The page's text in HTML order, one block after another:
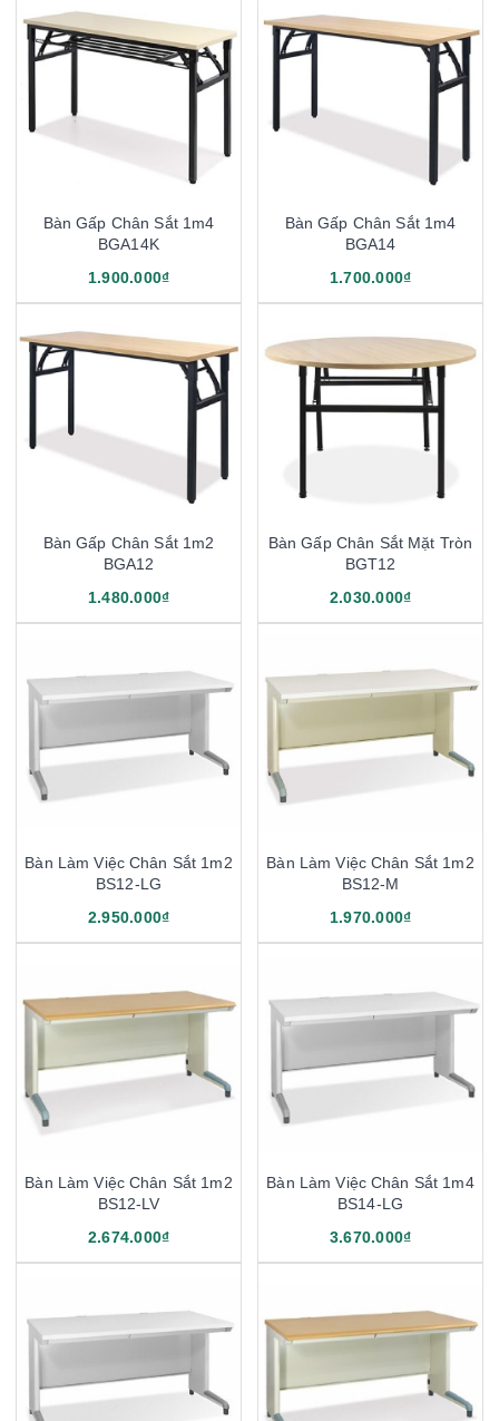
Bàn Gấp Chân Sắt 1m4
BGA14K
1.900.000₫
Bàn Gấp Chân Sắt 1m4
BGA14
1.700.000₫
Bàn Gấp Chân Sắt 1m2
BGA12
1.480.000₫
Bàn Gấp Chân Sắt Mặt Tròn
BGT12
2.030.000₫
Bàn Làm Việc Chân Sắt 1m2
BS12-LG
2.950.000₫
Bàn Làm Việc Chân Sắt 1m2
BS12-M
1.970.000₫
Bàn Làm Việc Chân Sắt 1m2
BS12-LV
2.674.000₫
Bàn Làm Việc Chân Sắt 1m4
BS14-LG
3.670.000₫